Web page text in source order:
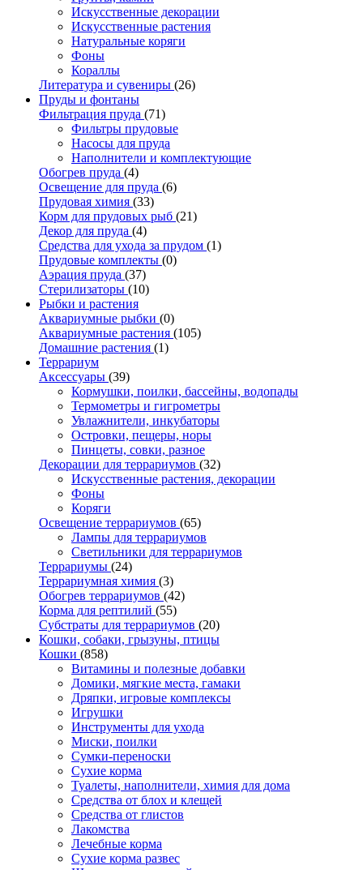
Искусственные декорации
Искусственные растения
Натуральные коряги
Фоны
Кораллы
Литература и сувениры (26)
Пруды и фонтаны
Фильтрация пруда (71)
Фильтры прудовые
Насосы для пруда
Наполнители и комплектующие
Обогрев пруда (4)
Освещение для пруда (6)
Прудовая химия (33)
Корм для прудовых рыб (21)
Декор для пруда (4)
Средства для ухода за прудом (1)
Прудовые комплекты (0)
Аэрация пруда (37)
Стерилизаторы (10)
Рыбки и растения
Аквариумные рыбки (0)
Аквариумные растения (105)
Домашние растения (1)
Террариум
Аксессуары (39)
Кормушки, поилки, бассейны, водопады
Термометры и гигрометры
Увлажнители, инкубаторы
Островки, пещеры, норы
Пинцеты, совки, разное
Декорации для террариумов (32)
Искусственные растения, декорации
Фоны
Коряги
Освещение террариумов (65)
Лампы для террариумов
Светильники для террариумов
Террариумы (24)
Террариумная химия (3)
Обогрев террариумов (42)
Корма для рептилий (55)
Субстраты для террариумов (20)
Кошки, собаки, грызуны, птицы
Кошки (858)
Витамины и полезные добавки
Домики, мягкие места, гамаки
Дряпки, игровые комплексы
Игрушки
Инструменты для ухода
Миски, поилки
Сумки-переноски
Сухие корма
Туалеты, наполнители, химия для дома
Средства от блох и клещей
Средства от глистов
Лакомства
Лечебные корма
Сухие корма развес